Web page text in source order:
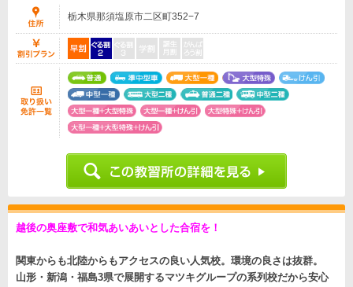
栃木県那須塩原市二区町352−7
越後の奥座敷で和気あいあいとした合宿を！
関東からも北陸からもアクセスの良い人気校。環境の良さは抜群。
山形・新潟・福島3県で展開するマツキグループの系列校だから安心